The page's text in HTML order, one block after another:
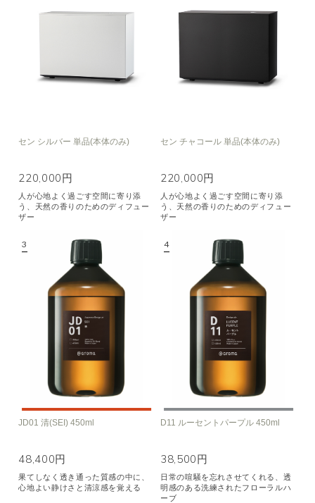
セン シルバー 単品(本体のみ)
220,000円
人が心地よく過ごす空間に寄り添
う、天然の香りのためのディフュー
ザー
セン チャコール 単品(本体のみ)
220,000円
人が心地よく過ごす空間に寄り添
う、天然の香りのためのディフュー
ザー
JD01 清(SEI) 450ml
48,400円
果てしなく透き通った質感の中に、
心地よい静けさと清涼感を覚える
D11 ルーセントパープル 450ml
38,500円
日常の喧騒を忘れさせてくれる、透
明感のある洗練されたフローラルハ
ーブ